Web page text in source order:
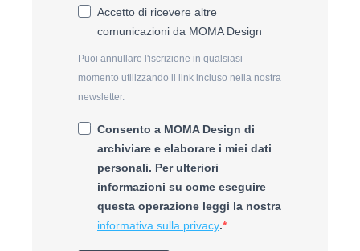
Accetto di ricevere altre
comunicazioni da MOMA Design
Puoi annullare l'iscrizione in qualsiasi
momento utilizzando il link incluso nella nostra
newsletter.
Consento a MOMA Design di
archiviare e elaborare i miei dati
personali. Per ulteriori
informazioni su come eseguire
questa operazione leggi la nostra
informativa sulla privacy.